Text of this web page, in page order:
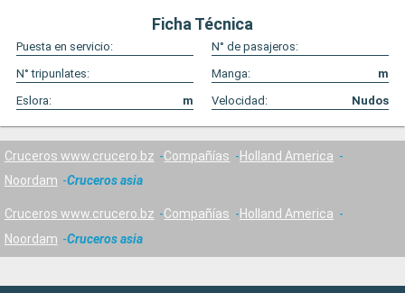
Ficha Técnica
Puesta en servicio:
N° de pasajeros:
N° tripunlates:
Manga:
m
Eslora:
m Velocidad: Nudos
Cruceros www.crucero.bz Compañías
Holland America
Noordam
Cruceros asia
Cruceros www.crucero.bz Compañías
Holland America
Noordam
Cruceros asia